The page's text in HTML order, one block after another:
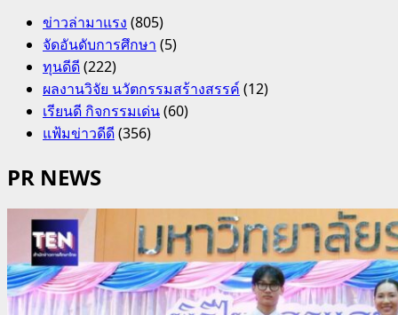
ข่าวล่ามาแรง (805)
จัดอันดับการศึกษา (5)
ทุนดีดี(222)
ผลงานวิจัย นวัตกรรมสร้างสรรค์(12)
เรียนดี กิจกรรมเด่น(60)
แฟ้มข่าวดีดี(356)
PR NEWS